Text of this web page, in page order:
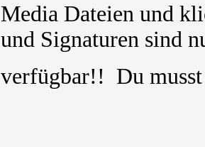
Media Dateien und
und Signaturen sind
verfügbar!! Du